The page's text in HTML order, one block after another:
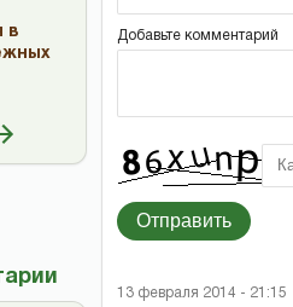
в
Добавьте комментарий
Отправить
13 февраля 2014 - 21:15